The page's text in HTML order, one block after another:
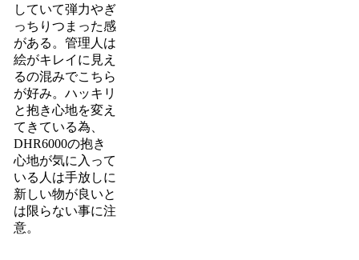
していて弾力やぎ
っちりつまった感
がある。管理人は
絵がキレイに見え
るの混みでこちら
が好み。ハッキリ
と抱き心地を変え
てきている為、
DHR6000の抱き
心地が気に入って
いる人は手放しに
新しい物が良いと
は限らない事に注
意。